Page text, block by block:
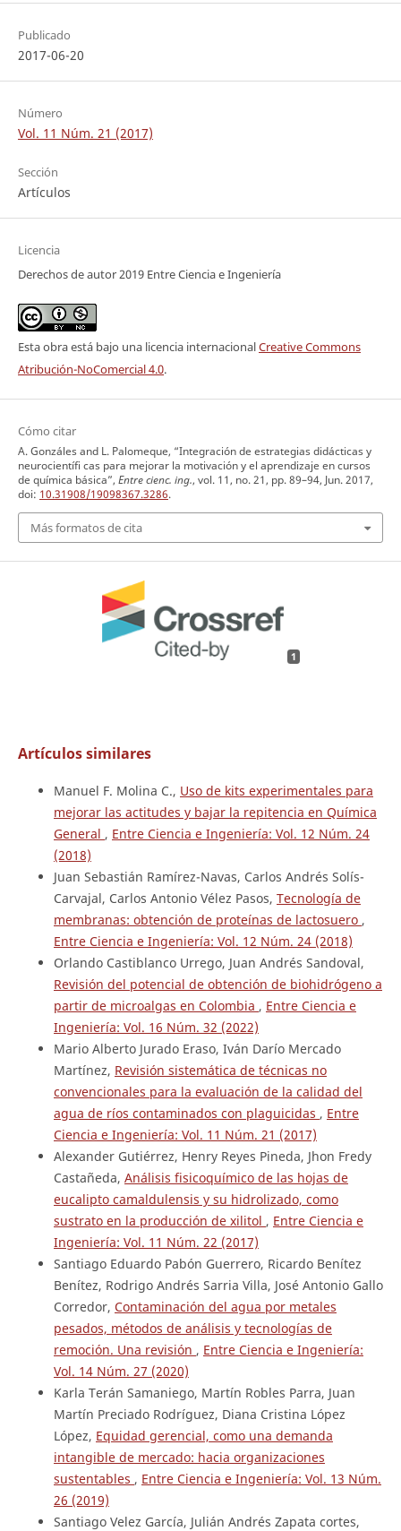
Publicado
2017-06-20
Número
Vol. 11 Núm. 21 (2017)
Sección
Artículos
Licencia
Derechos de autor 2019 Entre Ciencia e Ingeniería
Esta obra está bajo una licencia internacionalCreative Commons
Atribución-NoComercial 4.0.
Cómo citar
A. Gonzáles and L. Palomeque, “Integración de estrategias didácticas y
neurocientífi cas para mejorar la motivación y el aprendizaje en cursos
de química básica”, Entre cienc. ing., vol. 11, no. 21, pp. 89–94, Jun. 2017,
doi: 10.31908/19098367.3286.
Más formatos de cita
1
Artículos similares
Manuel F. Molina C., Uso de kits experimentales para
mejorar las actitudes y bajar la repitencia en Química
General , Entre Ciencia e Ingeniería: Vol. 12 Núm. 24
(2018)
Juan Sebastián Ramírez-Navas, Carlos Andrés Solís-
Carvajal, Carlos Antonio Vélez Pasos, Tecnología de
membranas: obtención de proteínas de lactosuero ,
Entre Ciencia e Ingeniería: Vol. 12 Núm. 24 (2018)
Orlando Castiblanco Urrego, Juan Andrés Sandoval,
Revisión del potencial de obtención de biohidrógeno a
partir de microalgas en Colombia , Entre Ciencia e
Ingeniería: Vol. 16 Núm. 32 (2022)
Mario Alberto Jurado Eraso, Iván Darío Mercado
Martínez, Revisión sistemática de técnicas no
convencionales para la evaluación de la calidad del
agua de ríos contaminados con plaguicidas , Entre
Ciencia e Ingeniería: Vol. 11 Núm. 21 (2017)
Alexander Gutiérrez, Henry Reyes Pineda, Jhon Fredy
Castañeda, Análisis fisicoquímico de las hojas de
eucalipto camaldulensis y su hidrolizado, como
sustrato en la producción de xilitol , Entre Ciencia e
Ingeniería: Vol. 11 Núm. 22 (2017)
Santiago Eduardo Pabón Guerrero, Ricardo Benítez
Benítez, Rodrigo Andrés Sarria Villa, José Antonio Gallo
Corredor, Contaminación del agua por metales
pesados, métodos de análisis y tecnologías de
remoción. Una revisión , Entre Ciencia e Ingeniería:
Vol. 14 Núm. 27 (2020)
Karla Terán Samaniego, Martín Robles Parra, Juan
Martín Preciado Rodríguez, Diana Cristina López
López, Equidad gerencial, como una demanda
intangible de mercado: hacia organizaciones
sustentables , Entre Ciencia e Ingeniería: Vol. 13 Núm.
26 (2019)
Santiago Velez García, Julián Andrés Zapata cortes,